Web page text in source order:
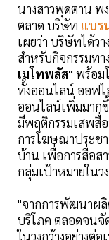
นางสาวพุดตาน พ
ตลาด บริษัท แบร
เผยว่า บริษัทได้ว
สำหรับกิจกรรมทา
เมโทพลัส" พร้อม
ทั้งออนไลน์ ออฟไ
ออนไลน์เพิ่มมาก
มีพฤติกรรมเสพสื่
การโฆษณาประช
บ้าน เพื่อการสื่อส
กลุ่มเป้าหมายในว
"จากการพัฒนาผ
บริโภค ตลอดจนจั
ในวงกว้างอย่างต่